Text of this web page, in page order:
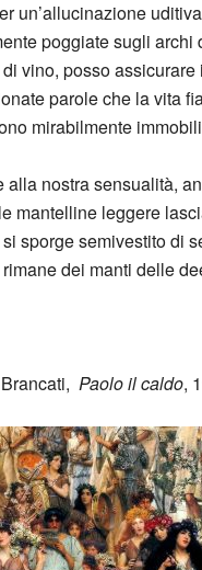
un’allucinazione
poggiate sugli
vino, posso
parole che la vita
mirabilmente
alla nostra sensualità,
mantelline leggere
sporge semivestito di
dei manti delle
Paolo il caldo,